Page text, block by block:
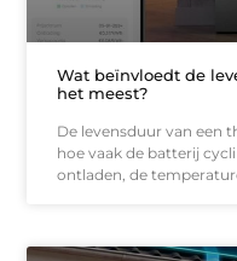
Wat beïnvloedt de
het meest?
De levensduur van een
hoe vaak de batterij
ontladen, de